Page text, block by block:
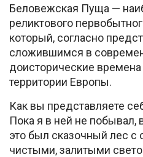
Беловежская Пуща —
реликтового
который, согласно
сложившимся в
доисторические времена
территории Европы.
Как вы представляете
Пока я в ней не
это был сказочный лес
чистыми, залитыми